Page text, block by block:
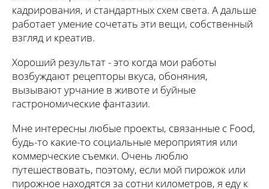
кадрирования, и стандартных схем света. А дальше
работает умение сочетать эти вещи, собственный
взгляд и креатив.
Хороший результат - это когда мои работы
возбуждают рецепторы вкуса, обоняния,
вызывают урчание в животе и буйные
гастрономические фантазии.
Мне интересны любые проекты, связанные с Food,
будь-то какие-то социальные мероприятия или
коммерческие съемки. Очень люблю
путешествовать, поэтому, если мой пирожок или
пирожное находятся за сотни километров, я еду к